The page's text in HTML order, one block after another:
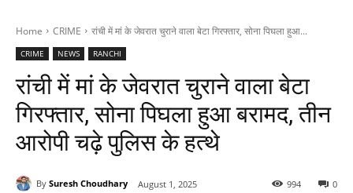
Home CRIME रांची में मां के जेवरात चुराने वाला बेटा गिरफ्तार, सोना पिघला हुआ...
CRIME NEWS RANCHI
रांची में मां के जेवरात चुराने वाला बेटा
गिरफ्तार, सोना पिघला हुआ बरामद, तीन
आरोपी चढ़े पुलिस के हत्थे
By Suresh Choudhary August 1, 2025 0
994